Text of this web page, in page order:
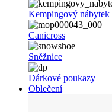
Kempingový nábytek
Canicross
Sněžnice
Dárkové poukazy
Oblečení